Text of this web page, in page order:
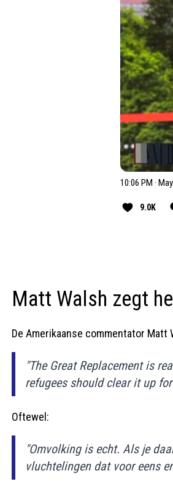
10:06 PM ·
9.0K
Matt Walsh zegt
De Amerikaanse commentator Matt
"The Great Replacement is
refugees should clear it up for
Oftewel:
"Omvolking is echt. Als je
vluchtelingen dat voor eens